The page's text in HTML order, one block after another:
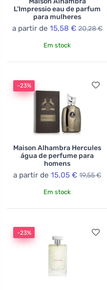
L'Impressio eau de parfum
para mulheres
a partir de 15,58 € 20,28 €
Em stock
-23%
Maison Alhambra Hercules
água de perfume para
homens
a partir de 15,05 € 19,55 €
Em stock
-23%